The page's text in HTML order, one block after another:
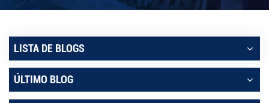
Русский
Español
بالعربية
Français
LISTA DE BLOGS
ÚLTIMO BLOG